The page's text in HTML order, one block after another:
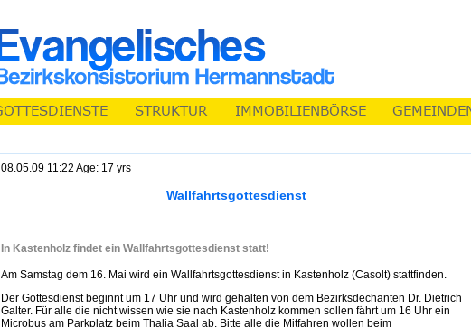
08.05.09 11:22 Age: 17 yrs
Wallfahrtsgottesdienst
In Kastenholz findet ein Wallfahrtsgottesdienst statt!
Am Samstag dem 16. Mai wird ein Wallfahrtsgottesdienst in Kastenholz (Casolt) stattfinden.
Der Gottesdienst beginnt um 17 Uhr und wird gehalten von dem Bezirksdechanten Dr. Dietrich
Galter. Für alle die nicht wissen wie sie nach Kastenholz kommen sollen fährt um 16 Uhr ein
Microbus am Parkplatz beim Thalia Saal ab. Bitte alle die Mitfahren wollen beim